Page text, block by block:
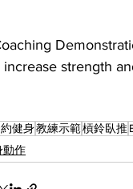
increase strength
健身教練示範槓鈴臥推
動作